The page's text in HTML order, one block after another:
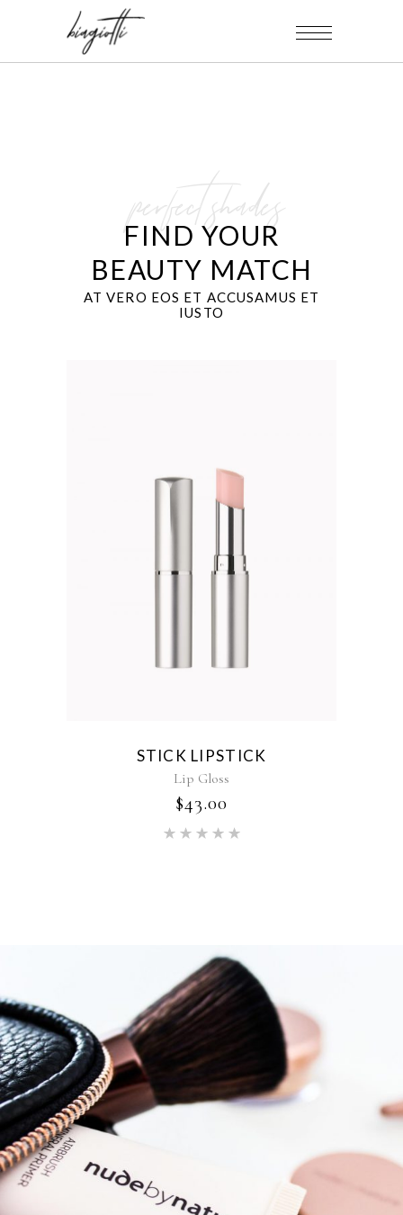
perfect shades
FIND YOUR
BEAUTY MATCH
AT VERO EOS ET ACCUSAMUS ET
IUSTO
STICK LIPSTICK
Lip Gloss
$43.00